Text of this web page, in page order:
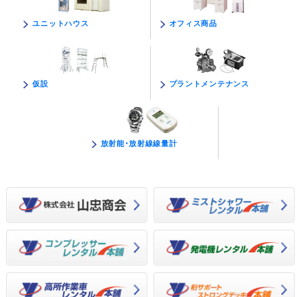
ユニットハウス オフィス商品
仮設 プラントメンテナンス
放射能･放射線線量計